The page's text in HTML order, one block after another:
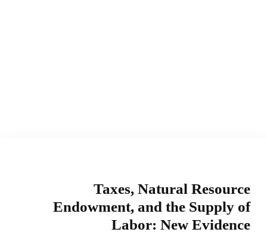
Taxes, Natural Resource
Endowment, and the Supply of
Labor: New Evidence